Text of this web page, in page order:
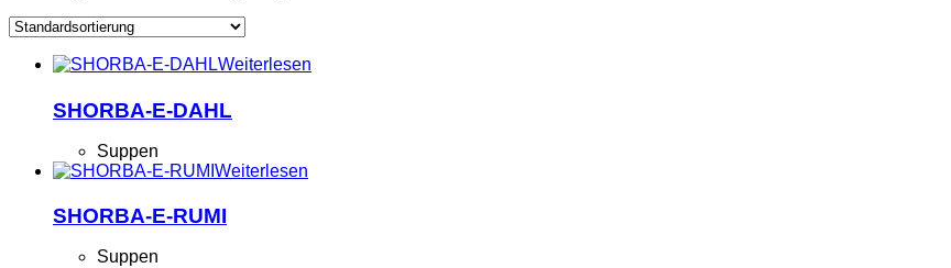
Weiterlesen
SHORBA-E-DAHL
Suppen
Weiterlesen
SHORBA-E-RUMI
Suppen